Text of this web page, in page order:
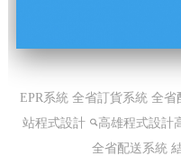
EPR系統 全省訂貨系統 全
站程式設計
高雄程式設計
全省配送系統